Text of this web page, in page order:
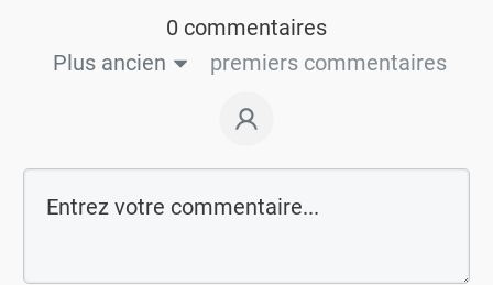
0 commentaires
Plus ancien
premiers commentaires